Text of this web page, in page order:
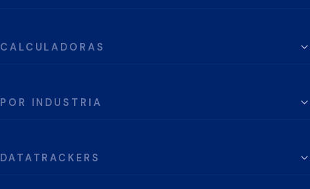
CALCULADORAS
POR INDUSTRIA
DATATRACKERS